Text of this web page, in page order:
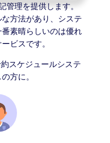
管理を提供します。
方法があり、システ
素晴らしいのは優れ
ビスです。
スケジュールシステ
方に。